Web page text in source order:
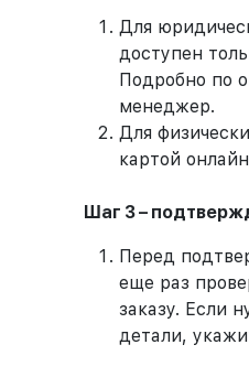
Для
доступен
Подробно по
менеджер.
Для
картой
Шаг 3 –
Перед
еще раз
заказу. Если
детали,